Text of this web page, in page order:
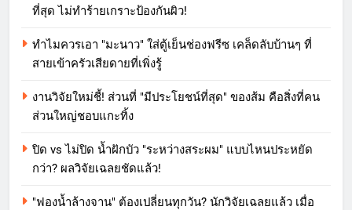
ที่สุด ไม่ทำร้ายเกราะป้องกันผิว!
ทำไมควรเอา "มะนาว" ใส่ตู้เย็นช่องฟรีซ เคล็ดลับบ้านๆ ที่
สายเข้าครัวเสียดายที่เพิ่งรู้
งานวิจัยใหม่ชี้! ส่วนที่ "มีประโยชน์ที่สุด" ของส้ม คือสิ่งที่คน
ส่วนใหญ่ชอบแกะทิ้ง
ปิด vs ไม่ปิด น้ำฝักบัว "ระหว่างสระผม" แบบไหนประหยัด
กว่า? ผลวิจัยเฉลยชัดแล้ว!
"ฟองน้ำล้างจาน" ต้องเปลี่ยนทุกวัน? นักวิจัยเฉลยแล้ว เมื่อ